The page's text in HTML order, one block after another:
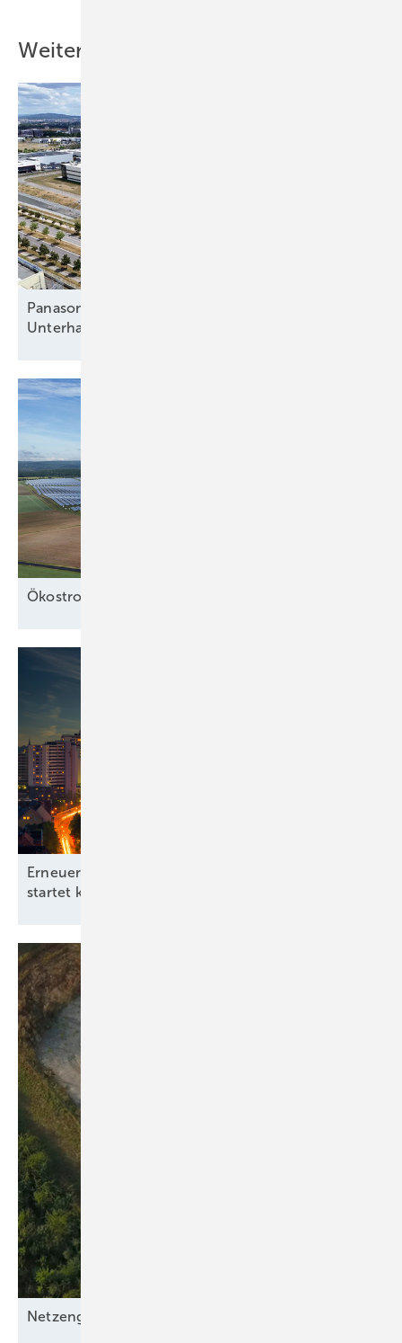
Weitere Inhalte
Panasonic in Pilsen: Von der
Unterhaltungselektronik zur
Ö kostrom in der
Erneuerbare-Energien-Branchentag in Hannover
startet kommunale
Netzengpässe